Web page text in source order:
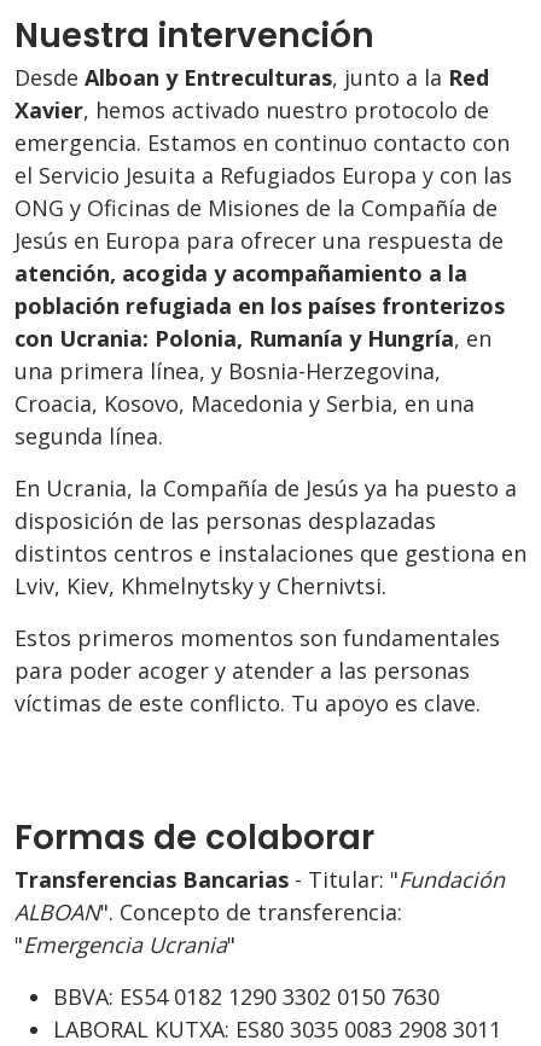
Nuestra intervención
Desde Alboan y Entreculturas, junto a la Red
Xavier, hemos activado nuestro protocolo de
emergencia. Estamos en continuo contacto con
el Servicio Jesuita a Refugiados Europa y con las
ONG y Oficinas de Misiones de la Compañía de
Jesús en Europa para ofrecer una respuesta de
atención, acogida y acompañamiento a la
población refugiada en los países fronterizos
con Ucrania: Polonia, Rumanía y Hungría, en
una primera línea, y Bosnia-Herzegovina,
Croacia, Kosovo, Macedonia y Serbia, en una
segunda línea.
En Ucrania, la Compañía de Jesús ya ha puesto a
disposición de las personas desplazadas
distintos centros e instalaciones que gestiona en
Lviv, Kiev, Khmelnytsky y Chernivtsi.
Estos primeros momentos son fundamentales
para poder acoger y atender a las personas
víctimas de este conflicto. Tu apoyo es clave.
Formas de colaborar
Transferencias Bancarias - Titular: "Fundación
ALBOAN". Concepto de transferencia:
"Emergencia Ucrania"
BBVA: ES54 0182 1290 3302 0150 7630
LABORAL KUTXA: ES80 3035 0083 2908 3011